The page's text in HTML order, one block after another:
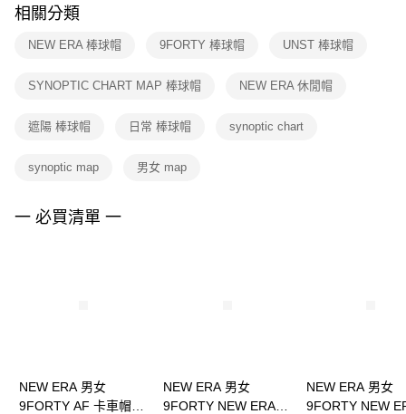
※ 交易是否成功請以「AFTEE先享後付 」之結帳頁面顯示為準，若有關於
是否繳費成功／繳費後需取消欲退款等相關疑問，請聯繫「AFTEE先享後付
客戶支援中心」https://netprotections.freshdesk.com/support/home
１．透過由恩沛科技股份有限公司提供之「AFTEE先享後付」服務完成之交
權轉讓予恩沛科技股份有限公司。
３．未成年的使用者請事先徵得法定代理人或監護人之同意方可使用
４．使用「AFTEE先享後付」時，將依據個別帳號之用戶狀況，依本公司即
相關分類
NEW ERA 棒球帽 9FORTY 棒球帽 UNST 棒球帽
SYNOPTIC CHART MAP 棒球帽 NEW ERA 休閒帽
遮陽 棒球帽 日常 棒球帽 synoptic chart
synoptic map 男女 map
一 必買清單 一
NEW ERA 男女
9FORTY AF 卡車帽
NEW ERA 男女
9FORTY NEW ERA
NEW ERA 男女
9FORTY NEW